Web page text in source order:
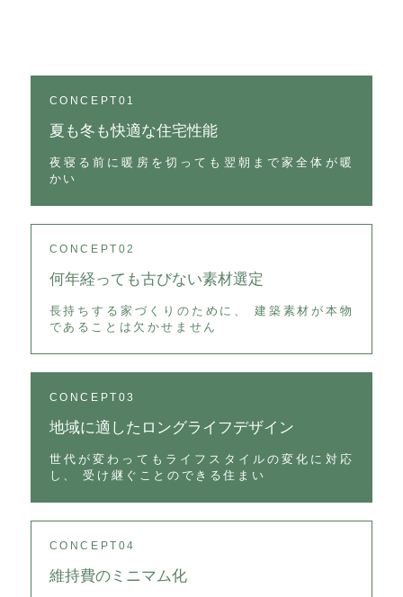
CONCEPT01
夏も冬も快適な住宅性能
夜寝る前に暖房を切っても翌朝まで家全体が暖
かい
CONCEPT02
何年経っても古びない素材選定
長持ちする家づくりのために、 建築素材が本物
であることは欠かせません
CONCEPT03
地域に適したロングライフデザイン
世代が変わってもライフスタイルの変化に対応
し、 受け継ぐことのできる住まい
CONCEPT04
維持費のミニマム化